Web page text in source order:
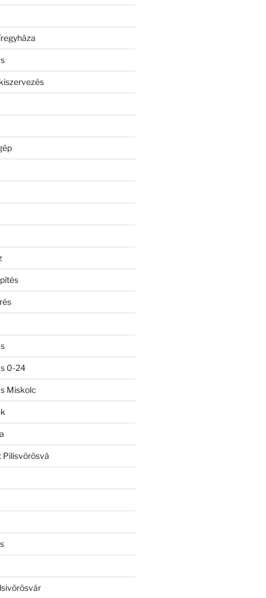
0-24
Miskolc
Pilisvörösvá